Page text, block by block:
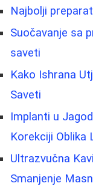
Najbolji
Suočavanje sa
saveti
Kako Ishrana
Saveti
Implanti u
Korekciji Oblika
Ultrazvučna
Smanjenje